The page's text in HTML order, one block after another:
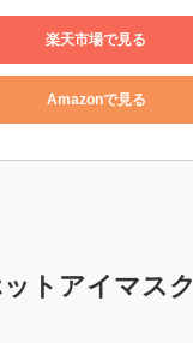
楽天市場で見る
Amazonで見る
トアイマスク